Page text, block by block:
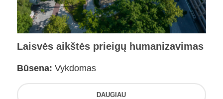
Laisvės aikštės prieigų humanizavimas
Būsena: Vykdomas
DAUGIAU